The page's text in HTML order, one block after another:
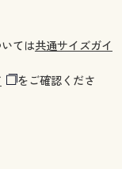
ては共通サイズガイ
をご確認くださ